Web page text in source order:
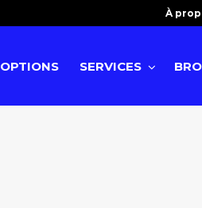
À
OPTIONS SERVICES